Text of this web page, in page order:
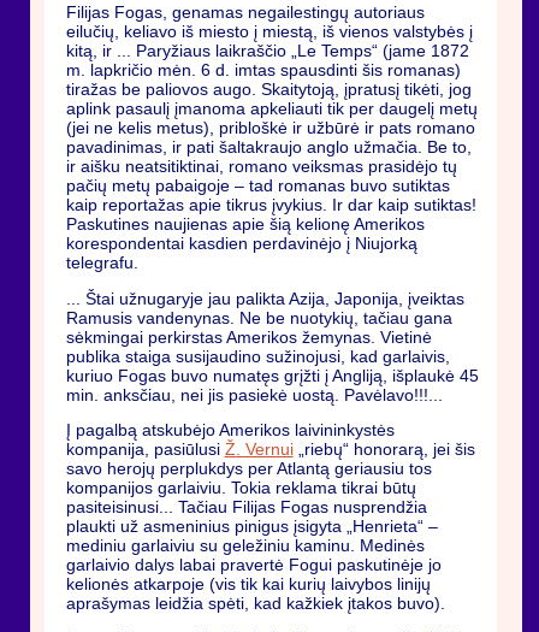
Filijas Fogas, genamas negailestingų autoriaus
eilučių, keliavo iš miesto į miestą, iš vienos valstybės į
kitą, ir ... Paryžiaus laikraščio „Le Temps“ (jame 1872
m. lapkričio mėn. 6 d. imtas spausdinti šis romanas)
tiražas be paliovos augo. Skaitytoją, įpratusį tikėti, jog
aplink pasaulį įmanoma apkeliauti tik per daugelį metų
(jei ne kelis metus), pribloškė ir užbūrė ir pats romano
pavadinimas, ir pati šaltakraujo anglo užmačia. Be to,
ir aišku neatsitiktinai, romano veiksmas prasidėjo tų
pačių metų pabaigoje – tad romanas buvo sutiktas
kaip reportažas apie tikrus įvykius. Ir dar kaip sutiktas!
Paskutines naujienas apie šią kelionę Amerikos
korespondentai kasdien perdavinėjo į Niujorką
telegrafu.
... Štai užnugaryje jau palikta Azija, Japonija, įveiktas
Ramusis vandenynas. Ne be nuotykių, tačiau gana
sėkmingai perkirstas Amerikos žemynas. Vietinė
publika staiga susijaudino sužinojusi, kad garlaivis,
kuriuo Fogas buvo numatęs grįžti į Angliją, išplaukė 45
min. anksčiau, nei jis pasiekė uostą. Pavėlavo!!!...
Į pagalbą atskubėjo Amerikos laivininkystės
kompanija, pasiūlusi Ž. Vernui„riebų“ honorarą, jei šis
savo herojų perplukdys per Atlantą geriausiu tos
kompanijos garlaiviu. Tokia reklama tikrai būtų
pasiteisinusi... Tačiau Filijas Fogas nusprendžia
plaukti už asmeninius pinigus įsigyta „Henrieta“ –
mediniu garlaiviu su geležiniu kaminu. Medinės
garlaivio dalys labai pravertė Fogui paskutinėje jo
kelionės atkarpoje (vis tik kai kurių laivybos linijų
aprašymas leidžia spėti, kad kažkiek įtakos buvo).